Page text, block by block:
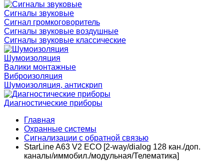
Сигналы звуковые
Сигнал громкоговоритель
Сигналы звуковые воздушные
Сигналы звуковые классические
Шумоизоляция
Валики монтажные
Виброизоляция
Шумоизоляция, антискрип
Диагностические приборы
Главная
Охранные системы
Сигнализации с обратной связью
StarLine A63 V2 ECO [2-way/dialog 128 кан./доп.
каналы/иммобил./модульная/Телематика]